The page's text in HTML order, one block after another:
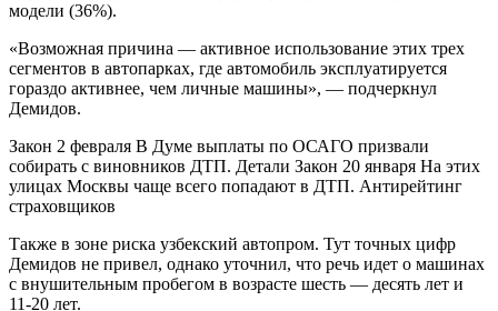
модели (36%).
«Возможная причина — активное использование этих трех
сегментов в автопарках, где автомобиль эксплуатируется
гораздо активнее, чем личные машины», — подчеркнул
Демидов.
Закон 2 февраля В Думе выплаты по ОСАГО призвали
собирать с виновников ДТП. Детали Закон 20 января На этих
улицах Москвы чаще всего попадают в ДТП. Антирейтинг
страховщиков
Также в зоне риска узбекский автопром. Тут точных цифр
Демидов не привел, однако уточнил, что речь идет о машинах
с внушительным пробегом в возрасте шесть — десять лет и
11-20 лет.